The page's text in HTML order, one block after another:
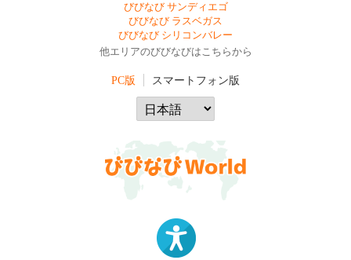
びびなび サンディエゴ
びびなび ラスベガス
びびなび シリコンバレー
他エリアのびびなびはこちらから
PC版 スマートフォン版